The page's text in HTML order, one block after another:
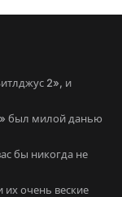
2», и
был милой данью
бы никогда не
их очень веские